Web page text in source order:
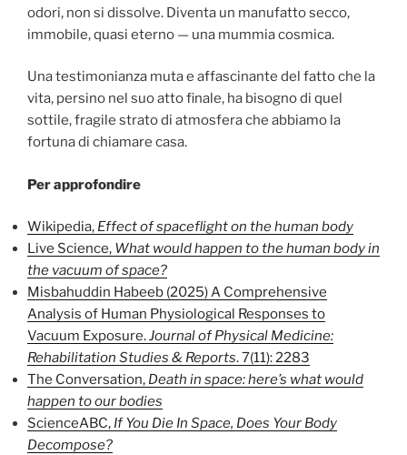
odori, non si dissolve. Diventa un manufatto secco,
immobile, quasi eterno — una mummia cosmica.
Una testimonianza muta e affascinante del fatto che la
vita, persino nel suo atto finale, ha bisogno di quel
sottile, fragile strato di atmosfera che abbiamo la
fortuna di chiamare casa.
Per approfondire
Wikipedia, Effect of spaceflight on the human body
Live Science, What would happen to the human body in
the vacuum of space?
Misbahuddin Habeeb (2025) A Comprehensive
Analysis of Human Physiological Responses to
Vacuum Exposure.Journal of Physical Medicine:
Rehabilitation Studies & Reports. 7(11): 2283
The Conversation, Death in space: here’s what would
happen to our bodies
ScienceABC, If You Die In Space, Does Your Body
Decompose?